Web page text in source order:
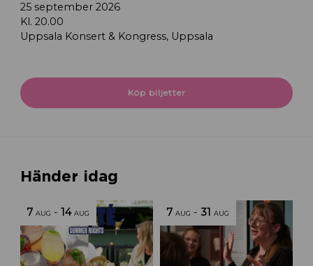
25 september 2026
Kl. 20.00
Uppsala Konsert & Kongress, Uppsala
Köp biljetter
Händer idag
7 AUG -14 AUG 7 AUG -31 AUG